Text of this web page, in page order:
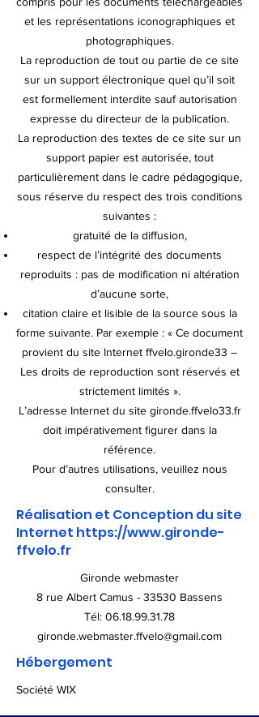
et les représentations iconographiques et
photographiques.
La reproduction de tout ou partie de ce site
sur un support électronique quel qu’il soit
est formellement interdite sauf autorisation
expresse du directeur de la publication.
La reproduction des textes de ce site sur un
support papier est autorisée, tout
particulièrement dans le cadre pédagogique,
sous réserve du respect des trois conditions
suivantes :
gratuité de la diffusion,
respect de l’intégrité des documents
reproduits : pas de modification ni altération
d’aucune sorte,
citation claire et lisible de la source sous la
forme suivante. Par exemple : « Ce document
provient du site Internet ffvelo.gironde33 –
Les droits de reproduction sont réservés et
strictement limités ».
L’adresse Internet du site gironde.ffvelo33.fr
doit impérativement figurer dans la
référence.
Pour d’autres utilisations, veuillez nous
consulter.
Réalisation et Conception du site
Internet https://www.gironde-
ffvelo.fr
Gironde webmaster
8 rue Albert Camus - 33530 Bassens
Tél: 06.18.99.31.78
gironde.webmaster.ffvelo@gmail.com
Hébergement
Société WIX